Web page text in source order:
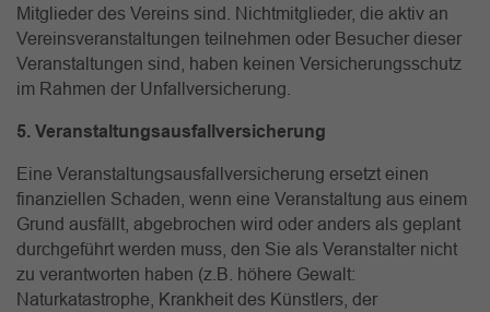
Mitglieder des Vereins sind. Nichtmitglieder, die aktiv an
Vereinsveranstaltungen teilnehmen oder Besucher dieser
Veranstaltungen sind, haben keinen Versicherungsschutz
im Rahmen der Unfallversicherung.
5. Veranstaltungsausfallversicherung
Eine Veranstaltungsausfallversicherung ersetzt einen
finanziellen Schaden, wenn eine Veranstaltung aus einem
Grund ausfällt, abgebrochen wird oder anders als geplant
durchgeführt werden muss, den Sie als Veranstalter nicht
zu verantworten haben (z.B. höhere Gewalt:
Naturkatastrophe, Krankheit des Künstlers, der